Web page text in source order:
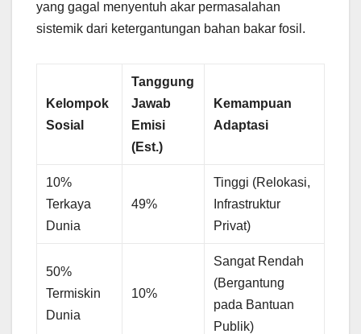
yang gagal menyentuh akar permasalahan
sistemik dari ketergantungan bahan bakar fosil.
Kelompok
Sosial
Tanggung
Jawab
Emisi
(Est.)
Kemampuan
Adaptasi
10%
Terkaya
Dunia
49%
Tinggi (Relokasi,
Infrastruktur
Privat)
50%
Termiskin
Dunia
10%
Sangat Rendah
(Bergantung
pada Bantuan
Publik)